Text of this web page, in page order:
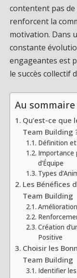
contentent pas
renforcent la
motivation. Dans
constante
engageantes est
le succès collectif
Au sommaire
Qu’est-ce que
Team Building
Définition
Importance
d’Équipe
Types
Les Bénéfices
Team Building
Création
Positive
Choisir les
Team Building
Identifier